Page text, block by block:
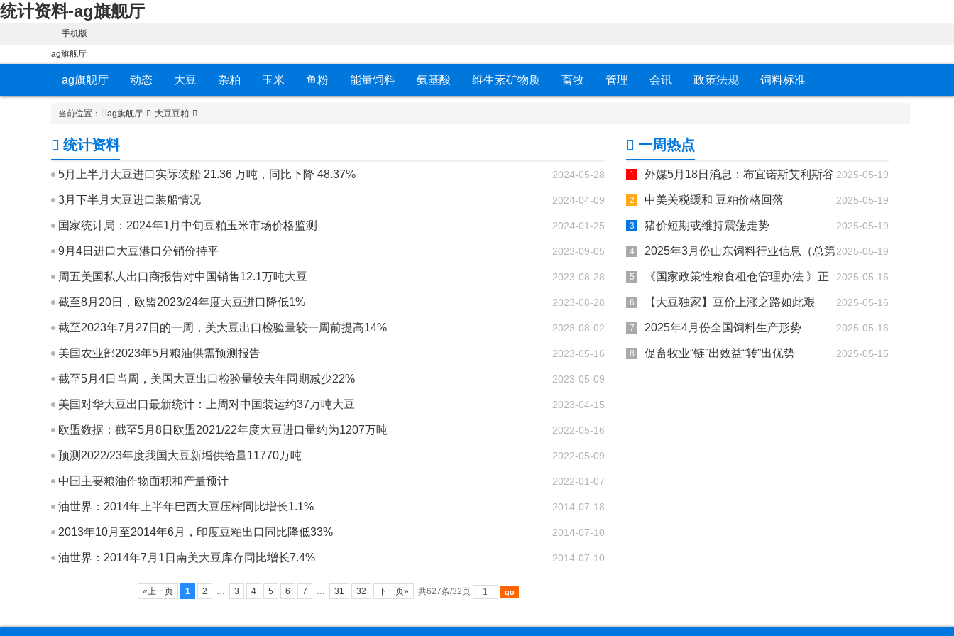
统计资料-ag旗舰厅
手机版
ag旗舰厅
ag旗舰厅 动态 大豆 杂粕 玉米 鱼粉 能量饲料 氨基酸 维生素矿物质 畜牧 管理 会讯 政策法规 饲料标准
当前位置： ag旗舰厅 大豆豆粕
统计资料
2024-05-28
5月上半月大豆进口实际装船 21.36 万吨，同比下降 48.37%
2024-04-09
3月下半月大豆进口装船情况
2024-01-25
国家统计局：2024年1月中旬豆粕玉米市场价格监测
2023-09-05
9月4日进口大豆港口分销价持平
2023-08-28
周五美国私人出口商报告对中国销售12.1万吨大豆
2023-08-28
截至8月20日，欧盟2023/24年度大豆进口降低1%
2023-08-02
截至2023年7月27日的一周，美大豆出口检验量较一周前提高14%
2023-05-16
美国农业部2023年5月粮油供需预测报告
2023-05-09
截至5月4日当周，美国大豆出口检验量较去年同期减少22%
2023-04-15
美国对华大豆出口最新统计：上周对中国装运约37万吨大豆
2022-05-16
欧盟数据：截至5月8日欧盟2021/22年度大豆进口量约为1207万吨
2022-05-09
预测2022/23年度我国大豆新增供给量11770万吨
2022-01-07
中国主要粮油作物面积和产量预计
2014-07-18
油世界：2014年上半年巴西大豆压榨同比增长1.1%
2014-07-10
2013年10月至2014年6月，印度豆粕出口同比降低33%
2014-07-10
油世界：2014年7月1日南美大豆库存同比增长7.4%
«上一页 1 2 … 3 4 5 6 7 … 31 32 下一页» 共627条/32页
一周热点
2025-05-19
外媒5月18日消息：布宜诺斯艾利斯谷
物交易所（bage）报告，截至5月14日，阿根廷2
024/25年度大豆收获进度为64.9%，比一周前增
加20个百分点，尽管比过去五年均值仍然落后5
个百分点。
2025-05-19
中美关税缓和 豆粕价格回落
2025-05-19
猪价短期或维持震荡走势
2025-05-19
2025年3月份山东饲料行业信息（总第
41期） 2025-05-16
《国家政策性粮食租仓管理办法 》正
式发布！ 2025-05-16
【大豆独家】豆价上涨之路如此艰
难？ 2025-05-16
2025年4月份全国饲料生产形势
2025-05-15
促畜牧业“链”出效益“转”出优势